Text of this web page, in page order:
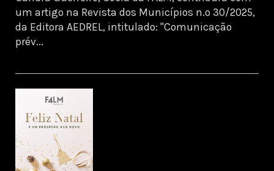
um artigo na Revista dos Municípios n.º 30/2025,
da Editora AEDREL, intitulado: "Comunicação
prév...